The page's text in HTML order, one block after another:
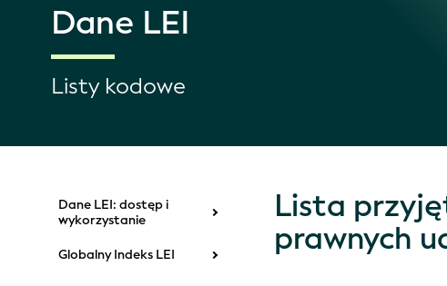
Dane LEI
Listy kodowe
Dane LEI: dostęp i
wykorzystanie
Globalny Indeks LEI
Lista
prawnych